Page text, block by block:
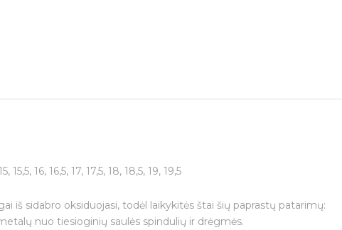
15,5, 16, 16,5, 17, 17,5, 18, 18,5, 19, 19,5
iš sidabro oksiduojasi, todėl laikykitės štai šių paprastų patarimų:
nuo tiesioginių saulės spindulių ir drėgmės.